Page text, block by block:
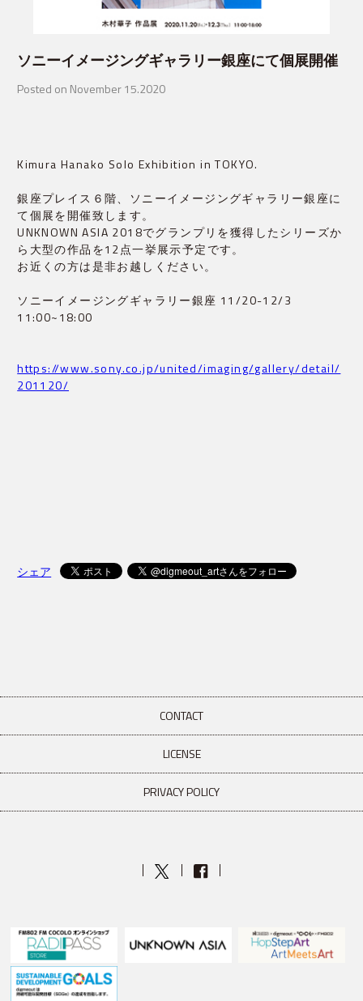
ソニーイメージングギャラリー銀座にて個展開催
Posted on November 15.2020
Kimura Hanako Solo Exhibition in TOKYO.
銀座プレイス６階、ソニーイメージングギャラリー銀座に
て個展を開催致します。
UNKNOWN ASIA 2018でグランプリを獲得したシリーズか
ら大型の作品を12点一挙展示予定です。
お近くの方は是非お越しください。
ソニーイメージングギャラリー銀座 11/20-12/3
11:00~18:00
https://www.sony.co.jp/united/imaging/gallery/detail/
201120/
シェア
CONTACT
LICENSE
PRIVACY POLICY